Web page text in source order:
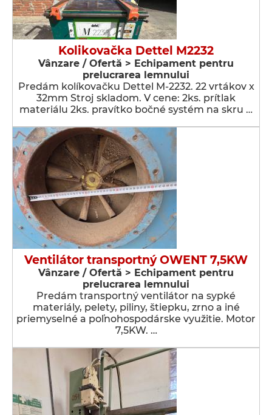
Kolikovačka Dettel M2232
Vânzare / Ofertă > Echipament pentru
prelucrarea lemnului
Predám kolíkovačku Dettel M-2232. 22 vrtákov x
32mm Stroj skladom. V cene: 2ks. prítlak
materiálu 2ks. pravítko bočné systém na skru …
Ventilátor transportný OWENT 7,5KW
Vânzare / Ofertă > Echipament pentru
prelucrarea lemnului
Predám transportný ventilátor na sypké
materiály, pelety, piliny, štiepku, zrno a iné
priemyselné a poľnohospodárske využitie. Motor
7,5KW. …